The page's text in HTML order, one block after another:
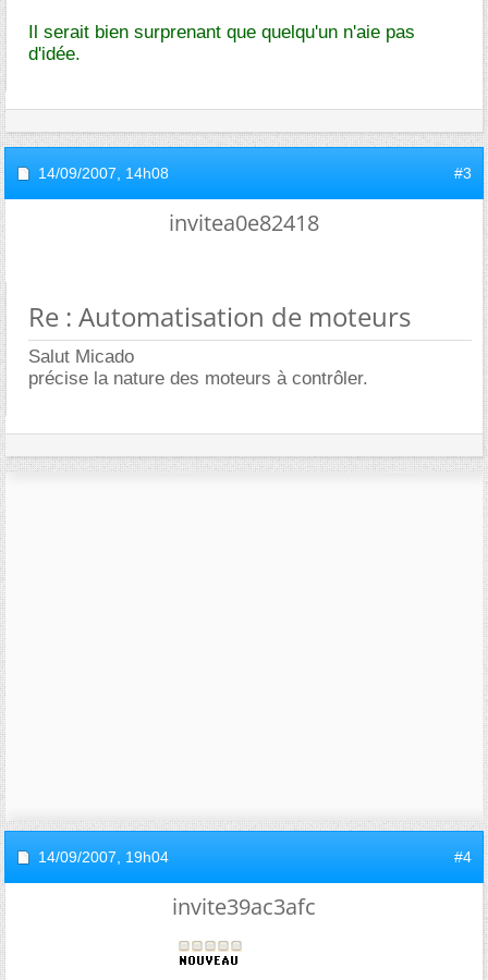
Il serait bien surprenant que quelqu'un n'aie pas
d'idée.
14/09/2007, 14h08 #3
invitea0e82418
Re : Automatisation de moteurs
Salut Micado
précise la nature des moteurs à contrôler.
14/09/2007, 19h04 #4
invite39ac3afc